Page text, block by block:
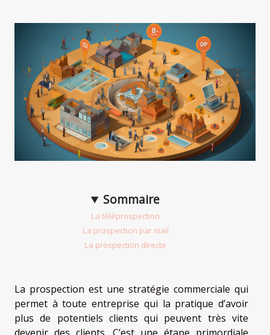
Sommaire
La téléprospection
La prospection par mail
La prospection directe
La prospection est une stratégie commerciale qui
permet à toute entreprise qui la pratique d’avoir
plus de potentiels clients qui peuvent très vite